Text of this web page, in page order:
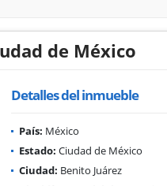
de México
Detalles del inmueble
País: México
Estado: Ciudad de México
Ciudad: Benito Juárez